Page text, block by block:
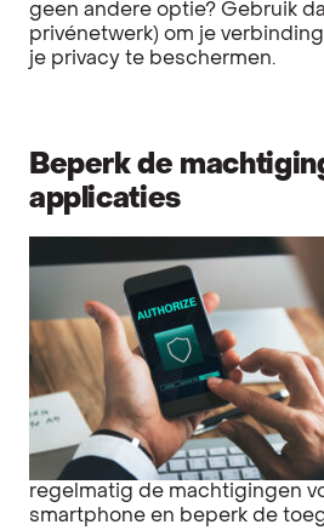
geen andere optie? Gebruik
privénetwerk) om je
je privacy te beschermen.
Beperk de
applicaties
regelmatig de machtigingen
smartphone en beperk de